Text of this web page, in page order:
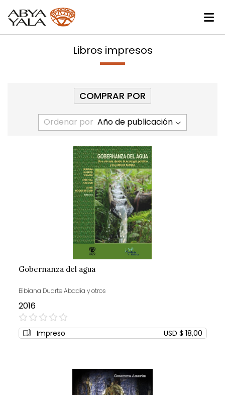
Libros impresos
Ordenar por
Gobernanza del agua
Bibiana Duarte Abadía y otros
2016
0%
Impreso USD $ 18,00
COMPRAR POR